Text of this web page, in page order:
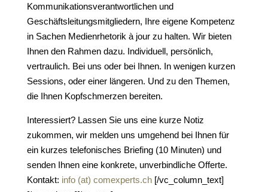
Kommunikationsverantwortlichen und
Geschäftsleitungsmitgliedern, Ihre eigene Kompetenz
in Sachen Medienrhetorik à jour zu halten. Wir bieten
Ihnen den Rahmen dazu. Individuell, persönlich,
vertraulich. Bei uns oder bei Ihnen. In wenigen kurzen
Sessions, oder einer längeren. Und zu den Themen,
die Ihnen Kopfschmerzen bereiten.
Interessiert? Lassen Sie uns eine kurze Notiz
zukommen, wir melden uns umgehend bei Ihnen für
ein kurzes telefonisches Briefing (10 Minuten) und
senden Ihnen eine konkrete, unverbindliche Offerte.
Kontakt: info (at) comexperts.ch [/vc_column_text]